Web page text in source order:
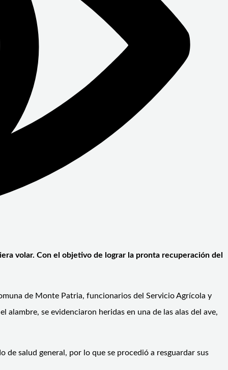
volar. Con el objetivo de lograr la pronta recuperación del
de Monte Patria, funcionarios del Servicio Agrícola y
alambre, se evidenciaron heridas en una de las alas del ave,
de salud general, por lo que se procedió a resguardar sus